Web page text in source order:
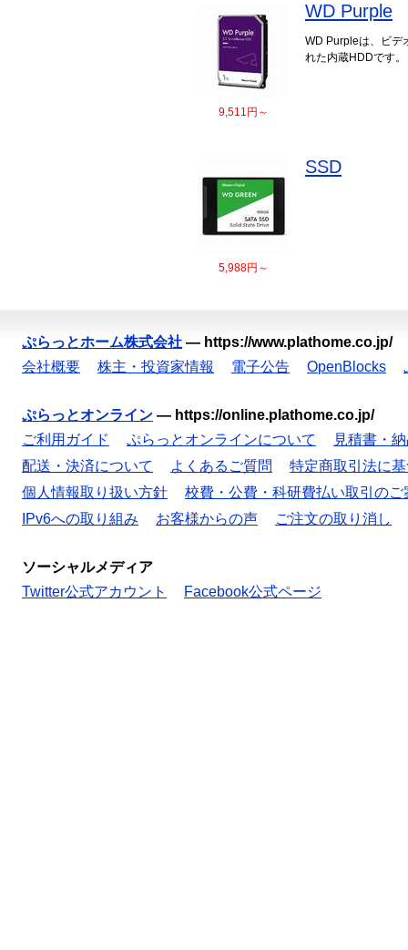
9,511円～
WD Purple
WD Purpleは、ビデ
れた内蔵HDDです。
5,988円～
SSD
ぷらっとホーム株式会社 — https://www.plathome.co.jp/
会社概要
株主・投資家情報 電子公告 OpenBlocks
ぷらっとオンライン — https://online.plathome.co.jp/
ご利用ガイド
ぷらっとオンラインについて
見積書・
配送・決済について
よくあるご質問
特定商取引法に
個人情報取り扱い方針
校費・公費・科研費払い取引のご
IPv6への取り組み
お客様からの声 ご注文の取り消し
ソーシャルメディア
Twitter公式アカウント
Facebook公式ページ